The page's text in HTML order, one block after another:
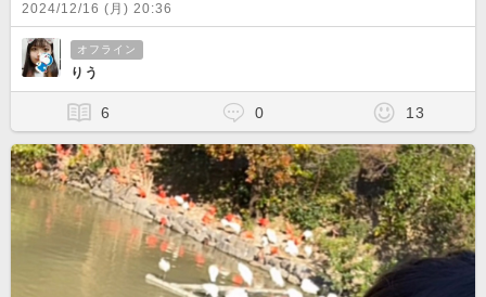
2024/12/16 (月) 20:36
オフライン
りう
6 0 13